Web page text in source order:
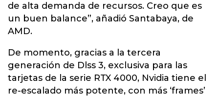
de alta demanda de recursos. Creo que es
un buen balance”, añadió Santabaya, de
AMD.
De momento, gracias a la tercera
generación de Dlss 3, exclusiva para las
tarjetas de la serie RTX 4000, Nvidia tiene el
re-escalado más potente, con más ‘frames’